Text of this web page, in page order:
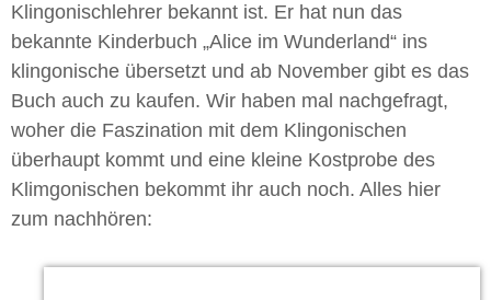
Klingonischlehrer bekannt ist. Er hat nun das
bekannte Kinderbuch „Alice im Wunderland“ ins
klingonische übersetzt und ab November gibt es das
Buch auch zu kaufen. Wir haben mal nachgefragt,
woher die Faszination mit dem Klingonischen
überhaupt kommt und eine kleine Kostprobe des
Klimgonischen bekommt ihr auch noch. Alles hier
zum nachhören: